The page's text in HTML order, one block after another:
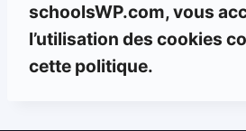
schoolsWP.com, vous
l’utilisation des cookies
cette politique.